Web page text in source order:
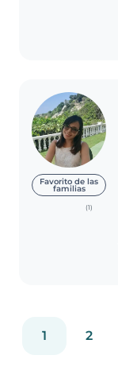
Favorito de las
familias
(1)
1 2